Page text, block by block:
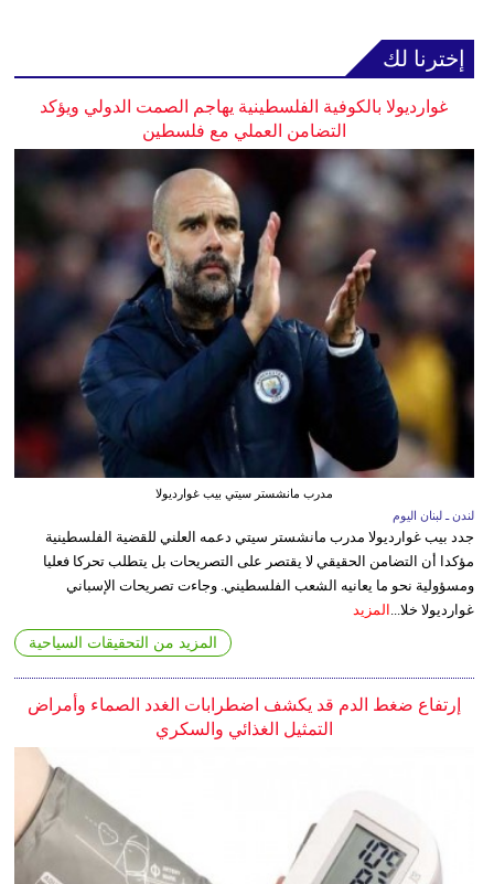
إخترنا لك
غوارديولا بالكوفية الفلسطينية يهاجم الصمت الدولي ويؤكد
التضامن العملي مع فلسطين
مدرب مانشستر سيتي بيب غوارديولا
لندن ـ لبنان اليوم
جدد بيب غوارديولا مدرب مانشستر سيتي دعمه العلني للقضية الفلسطينية
مؤكدا أن التضامن الحقيقي لا يقتصر على التصريحات بل يتطلب تحركا فعليا
ومسؤولية نحو ما يعانيه الشعب الفلسطيني. وجاءت تصريحات الإسباني
غوارديولا خلا... المزيد
المزيد من التحقيقات السياحية
إرتفاع ضغط الدم قد يكشف اضطرابات الغدد الصماء وأمراض
التمثيل الغذائي والسكري